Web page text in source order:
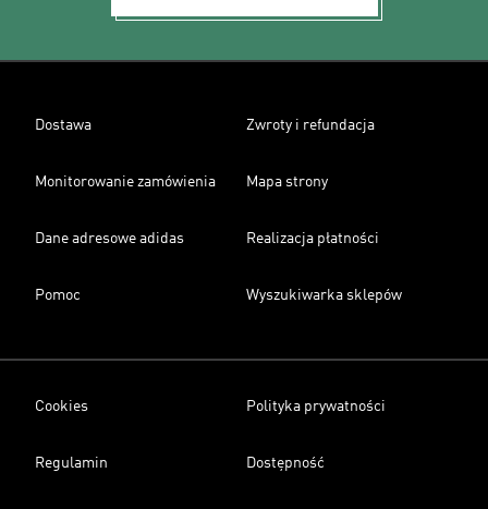
Dostawa Zwroty i refundacja
Monitorowanie zamówienia Mapa strony
Dane adresowe adidas Realizacja płatności
Pomoc Wyszukiwarka sklepów
Cookies Polityka prywatności
Regulamin Dostępność